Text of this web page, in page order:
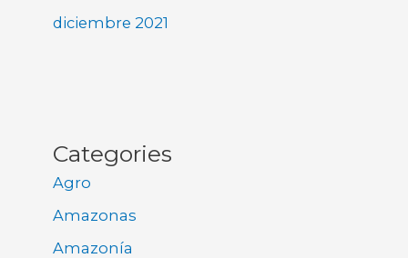
diciembre 2021
Categories
Agro
Amazonas
Amazonía